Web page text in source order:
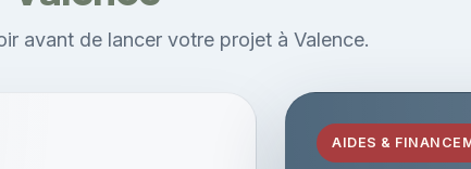
avant de lancer votre projet à Valence.
AIDES &